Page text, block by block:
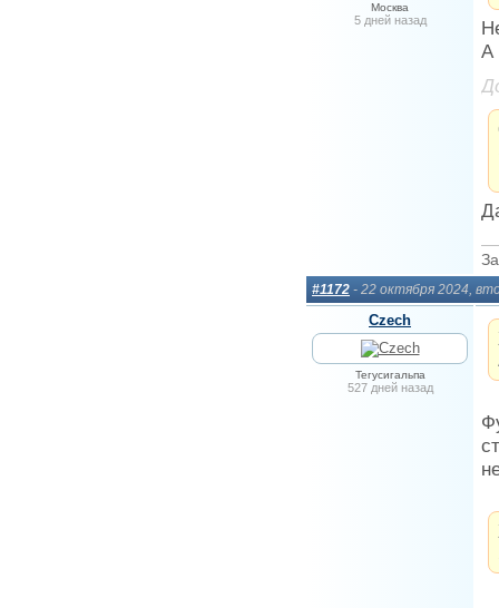
Москва
5 дней назад
А
#1172 - 22 октября 2024,
Сzech
Тегусигальпа
527 дней назад